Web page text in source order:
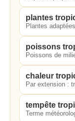
plantes
Plantes
poissons
Poissons de
chaleur
Par extension :
tempête
Terme